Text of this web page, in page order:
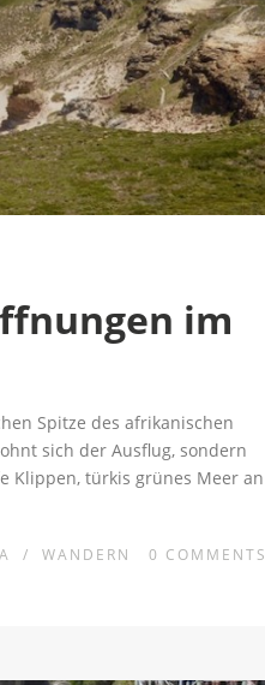
im
Spitze des afrikanischen
sich der Ausflug, sondern
Klippen, türkis grünes Meer an
/ WANDERN 0 COMMENTS